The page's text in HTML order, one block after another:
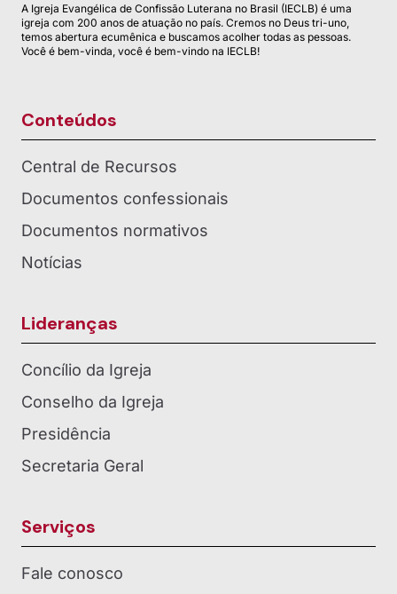
A Igreja Evangélica de Confissão Luterana no Brasil (IECLB) é uma
igreja com 200 anos de atuação no país. Cremos no Deus tri-uno,
temos abertura ecumênica e buscamos acolher todas as pessoas.
Você é bem-vinda, você é bem-vindo na IECLB!
Conteúdos
Central de Recursos
Documentos confessionais
Documentos normativos
Notícias
Lideranças
Concílio da Igreja
Conselho da Igreja
Presidência
Secretaria Geral
Serviços
Fale conosco